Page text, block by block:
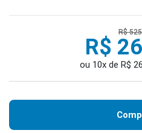
R$
R$
ou 10x de R$